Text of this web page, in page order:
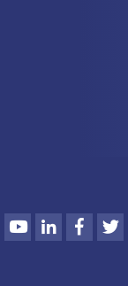
YoutubeLinkedInFacebook